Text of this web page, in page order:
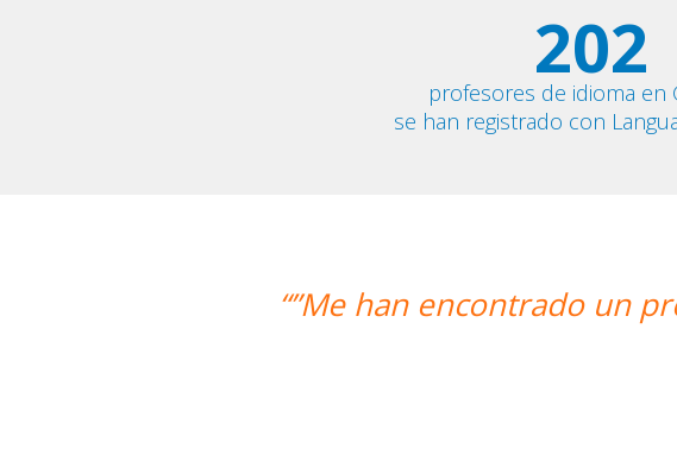
202
profesores de idioma en
se han registrado con
un profesor nativo y pude disfrutar de